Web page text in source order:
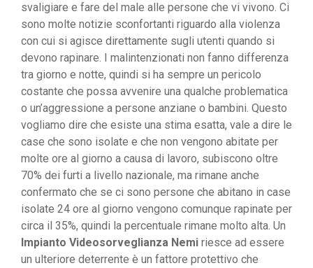
svaligiare e fare del male alle persone che vi vivono. Ci
sono molte notizie sconfortanti riguardo alla violenza
con cui si agisce direttamente sugli utenti quando si
devono rapinare. I malintenzionati non fanno differenza
tra giorno e notte, quindi si ha sempre un pericolo
costante che possa avvenire una qualche problematica
o un’aggressione a persone anziane o bambini. Questo
vogliamo dire che esiste una stima esatta, vale a dire le
case che sono isolate e che non vengono abitate per
molte ore al giorno a causa di lavoro, subiscono oltre
70% dei furti a livello nazionale, ma rimane anche
confermato che se ci sono persone che abitano in case
isolate 24 ore al giorno vengono comunque rapinate per
circa il 35%, quindi la percentuale rimane molto alta. Un
Impianto Videosorveglianza Nemi riesce ad essere
un ulteriore deterrente è un fattore protettivo che